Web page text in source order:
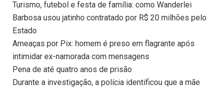
Turismo, futebol e festa de família: como Wanderlei
Barbosa usou jatinho contratado por R$ 20 milhões pelo
Estado
Ameaças por Pix: homem é preso em flagrante após
intimidar ex-namorada com mensagens
Pena de até quatro anos de prisão
Durante a investigação, a polícia identificou que a mãe